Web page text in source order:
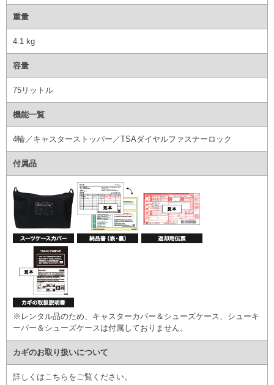
重量
4.1 kg
容量
75リットル
機能一覧
4輪／キャスターストッパー／TSAダイヤルファスナーロック
付属品
※レンタル品のため、キャスターカバー＆シューズケース、シューキ
ーパー＆シューズケースは付属しておりません。
カギのお取り扱いについて
詳しくはこちら をご覧ください。